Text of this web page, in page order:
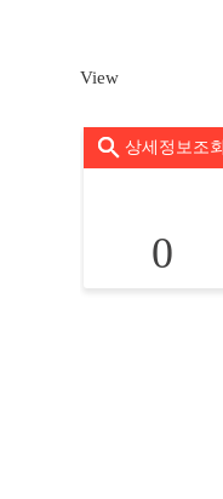
View
상세정보조회
0